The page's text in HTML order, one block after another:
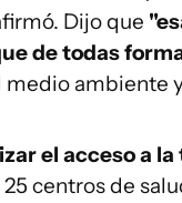
Dijo que
de todas
ambiente
el acceso a
25 centros de